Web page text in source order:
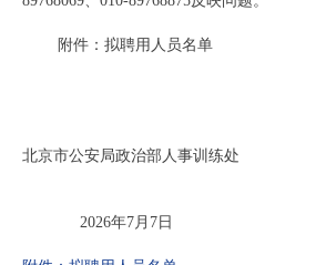
附件：拟聘用人员名单
北京市公安局政治部人事训练处
2026年7月7日